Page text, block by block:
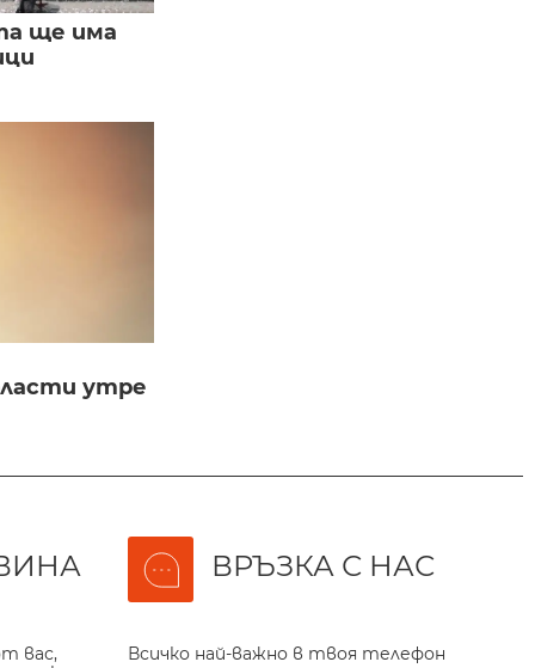
ще има
утре
вас,
ВРЪЗКА С НАС
Всичко най-важно в твоя телефон